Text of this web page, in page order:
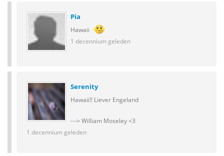
Pia
Hawaii
1 decennium geleden
Serenity
Hawaii!! Liever Engeland
---> William Moseley <3
1 decennium geleden